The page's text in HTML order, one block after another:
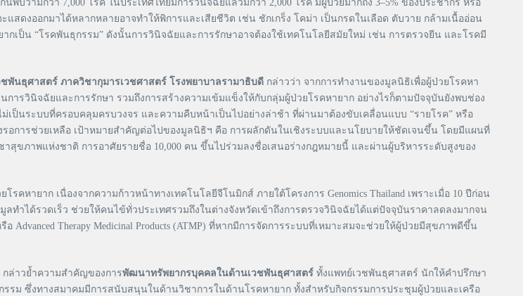
นี้พบว่ามีกว่า 7,000 โรค ในประเทศไทยมีการวินิจฉัยแล้วมีกว่า 2,000 โรค มีผู้ป่วยมากถึง 3–5% ของประชากร หรือ
ดงออกมาได้หลากหลายอาจทำให้พิการและเสียชีวิต เช่น ชักเกร็ง โคม่า เป็นกรดในเลือด ตับวาย กล้ามเนื้ออ่อน
เป็น “โรคพันธุกรรม” ดังนั้นการวินิจฉัยและการรักษาอาจต้องใช้เทคโนโลยีสมัยใหม่ เช่น การตรวจยีน และโรคมี
นธุศาสตร์ ภาควิชากุมารเวชศาสตร์ โรงพยาบาลรามาธิบดี กล่าวว่า จากการทำงานของมูลนิธิเพื่อผู้ป่วยโรคหา
รวินิจฉัยและการรักษา รวมถึงการสร้างความเข้มแข็งให้กับกลุ่มผู้ป่วยโรคหายาก อย่างไรก็ตามปัจจุบันยังพบช่อง
ป็นระบบที่ครอบคลุมครบวงจร และความคืบหน้าเป็นไปอย่างล่าช้า ที่ผ่านมาต้องขับเคลื่อนแบบ “รายโรค” หรือ
อการช่วยเหลือ เป้าหมายสำคัญต่อไปของมูลนิธิฯ คือ การผลักดันในเชิงระบบและนโยบายให้ชัดเจนขึ้น โดยมีแผนที่
าสุขภาพแห่งชาติ การอาศัยรายชื่อ 10,000 คน ขึ้นไปร่วมลงชื่อเสนอร่างกฎหมายนี้ และผ่านผู้บริหารระดับสูงของ
คหายาก เนื่องจากความก้าวหน้าทางเทคโนโลยีจีโนมิกส์ ภายใต้โครงการ Genomics Thailand เพราะเมื่อ 10 ปีก่อน
ทำได้รวดเร็ว ช่วยให้คนไข้ทั่วประเทศรวมถึงในต่างจังหวัดเข้าถึงการตรวจวินิจฉัยได้แต่ปัจจุบันราคาลดลงมากจน
Therapy Medicinal Products (ATMP) ที่หากมีการจัดการระบบที่เหมาะสมจะช่วยให้ผู้ป่วยมีสุขภาพดีขึ้น
กล่าวย้ำความสำคัญของการพัฒนาทรัพยากรบุคคลในด้านเวชพันธุศาสตร์ ทั้งแพทย์เวชพันธุศาสตร์ นักให้คำปรึกษา
ม ซึ่งทางสมาคมมีการสนับสนุนในด้านวิชาการในด้านโรคหายาก ทั้งสำหรับกิจกรรมการประชุมผู้ป่วยและเครือ